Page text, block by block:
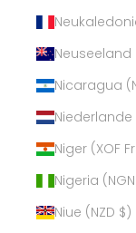
Neuseeland
Nicaragua
Niederlande
Niger (XOF
Nigeria
Niue (NZD $)